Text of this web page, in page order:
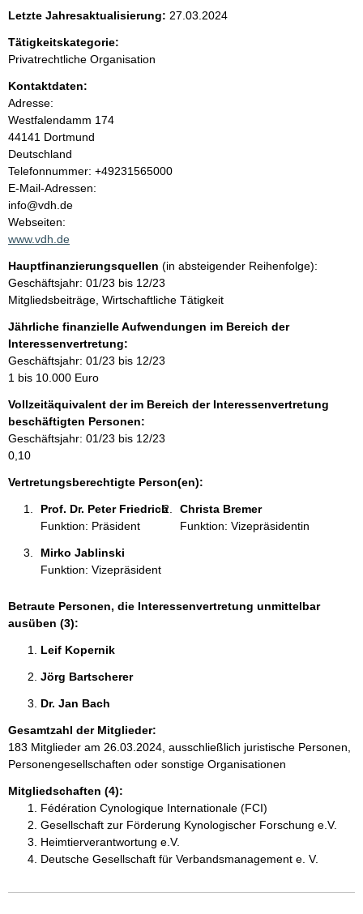
n
i
n
h
a
l
t
Letzte Jahresaktualisierung: 27.03.2024
Tätigkeitskategorie:
Privatrechtliche Organisation
Kontaktdaten:
Adresse:
Westfalendamm 174
44141 Dortmund
Deutschland
K
o
n
t
a
t
i
n
f
o
r
m
t
i
o
n
e
Telefonnummer: +49231565000
E-Mail-Adressen:
info@vdh.de
Webseiten:
www.vdh.de
Hauptfinanzierungsquellen (in absteigender Reihenfolge):
Geschäftsjahr: 01/23 bis 12/23
Mitgliedsbeiträge, Wirtschaftliche Tätigkeit
Jährliche finanzielle Aufwendungen im Bereich der
Interessenvertretung:
Geschäftsjahr: 01/23 bis 12/23
1 bis 10.000 Euro
Vollzeitäquivalent der im Bereich der Interessenvertretung
beschäftigten Personen:
Geschäftsjahr: 01/23 bis 12/23
0,10
Vertretungsberechtigte Person(en):
Prof. Dr. Peter Friedrich
Funktion: Präsident
Christa Bremer
Funktion: Vizepräsidentin
Mirko Jablinski
Funktion: Vizepräsident
Betraute Personen, die Interessenvertretung unmittelbar
ausüben (3):
Leif Kopernik
Jörg Bartscherer
Dr. Jan Bach
Gesamtzahl der Mitglieder:
183 Mitglieder am 26.03.2024, ausschließlich juristische Personen,
Personengesellschaften oder sonstige Organisationen
Mitgliedschaften (4):
Fédération Cynologique Internationale (FCI)
Gesellschaft zur Förderung Kynologischer Forschung e.V.
Heimtierverantwortung e.V.
Deutsche Gesellschaft für Verbandsmanagement e. V.